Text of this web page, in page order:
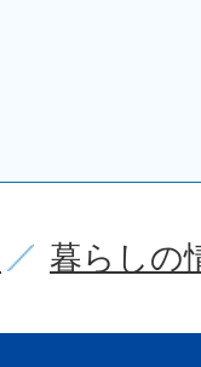
暮らしの